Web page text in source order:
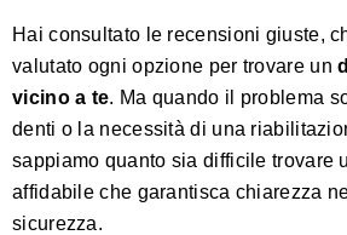
Hai consultato le recensioni giuste,
valutato ogni opzione per trovare un
vicino a te. Ma quando il problema
denti o la necessità di una
sappiamo quanto sia difficile trovare
affidabile che garantisca chiarezza
sicurezza.